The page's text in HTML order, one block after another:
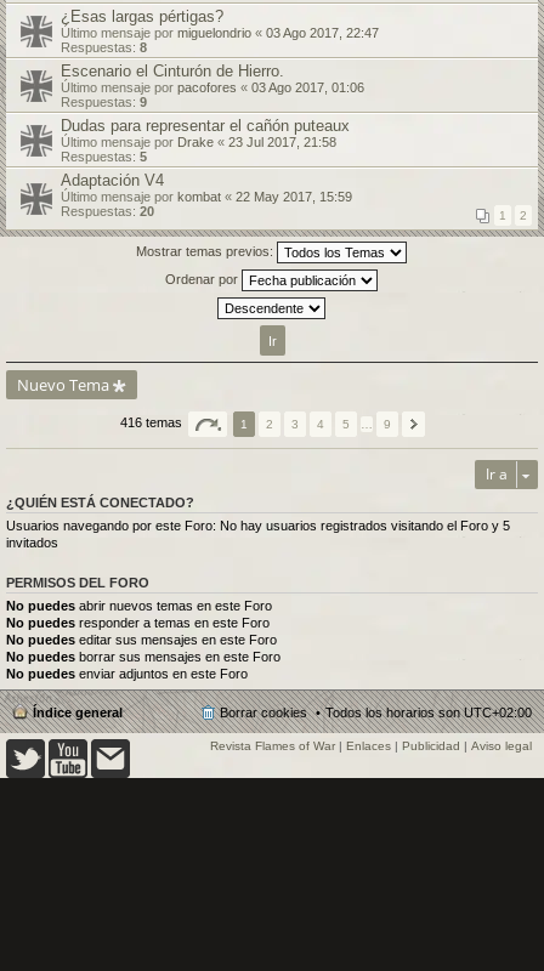
¿Esas largas pértigas?
Último mensaje por miguelondrio « 03 Ago 2017, 22:47
Respuestas: 8
Escenario el Cinturón de Hierro.
Último mensaje por pacofores « 03 Ago 2017, 01:06
Respuestas: 9
Dudas para representar el cañón puteaux
Último mensaje por Drake « 23 Jul 2017, 21:58
Respuestas: 5
Adaptación V4
Último mensaje por kombat « 22 May 2017, 15:59
Respuestas: 20 1 2
Mostrar temas previos:
Ordenar por
Nuevo Tema
416 temas 1 2 3 4 5 9
Ir a
¿QUIÉN ESTÁ CONECTADO?
Usuarios navegando por este Foro: No hay usuarios registrados visitando el Foro y 5
invitados
PERMISOS DEL FORO
No puedes abrir nuevos temas en este Foro
No puedes responder a temas en este Foro
No puedes editar sus mensajes en este Foro
No puedes borrar sus mensajes en este Foro
No puedes enviar adjuntos en este Foro
Índice general Todos los horarios sonUTC+02:00
Borrar cookies
Revista Flames of War | Enlaces | Publicidad | Aviso legal